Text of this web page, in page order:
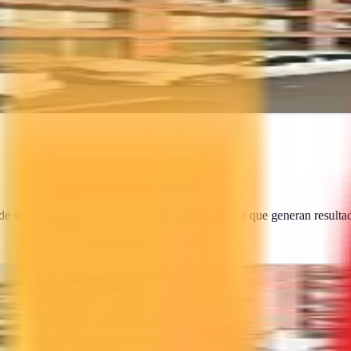
diseño gráfico y campañas publicitarias integrales para
web cautivadores hasta campañas online que generan